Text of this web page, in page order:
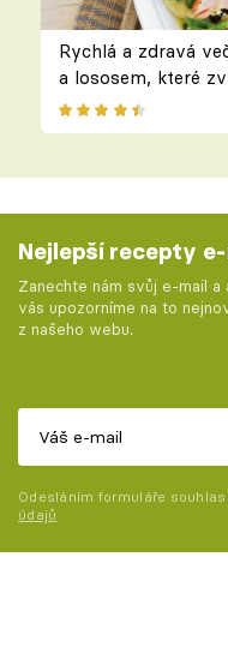
Rychlá a zdravá
a lososem, které
Nejlepší recepty
Zanechte nám svůj e-mail a
vás upozorníme na to
z našeho webu.
Odesláním formuláře
údajů